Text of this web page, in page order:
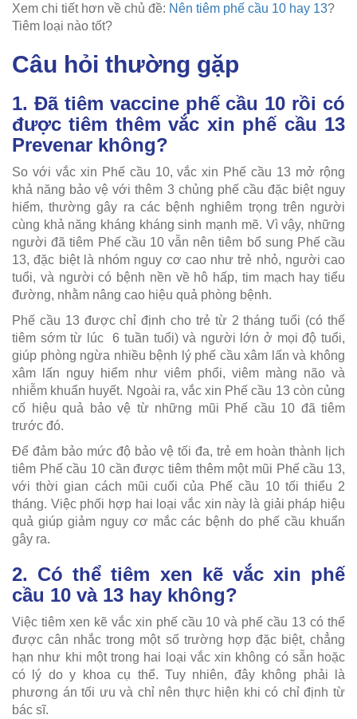
Xem chi tiết hơn về chủ đề: Nên tiêm phế cầu 10 hay 13?
Tiêm loại nào tốt?
Câu hỏi thường gặp
1. Đã tiêm vaccine phế cầu 10 rồi có
được tiêm thêm vắc xin phế cầu 13
Prevenar không?
So với vắc xin Phế cầu 10, vắc xin Phế cầu 13 mở rộng
khả năng bảo vệ với thêm 3 chủng phế cầu đặc biệt nguy
hiểm, thường gây ra các bệnh nghiêm trọng trên người
cùng khả năng kháng kháng sinh mạnh mẽ. Vì vậy, những
người đã tiêm Phế cầu 10 vẫn nên tiêm bổ sung Phế cầu
13, đặc biệt là nhóm nguy cơ cao như trẻ nhỏ, người cao
tuổi, và người có bệnh nền về hô hấp, tim mạch hay tiểu
đường, nhằm nâng cao hiệu quả phòng bệnh.
Phế cầu 13 được chỉ định cho trẻ từ 2 tháng tuổi (có thể
tiêm sớm từ lúc 6 tuần tuổi) và người lớn ở mọi độ tuổi,
giúp phòng ngừa nhiều bệnh lý phế cầu xâm lấn và không
xâm lấn nguy hiểm như viêm phổi, viêm màng não và
nhiễm khuẩn huyết. Ngoài ra, vắc xin Phế cầu 13 còn củng
cố hiệu quả bảo vệ từ những mũi Phế cầu 10 đã tiêm
trước đó.
Để đảm bảo mức độ bảo vệ tối đa, trẻ em hoàn thành lịch
tiêm Phế cầu 10 cần được tiêm thêm một mũi Phế cầu 13,
với thời gian cách mũi cuối của Phế cầu 10 tối thiểu 2
tháng. Việc phối hợp hai loại vắc xin này là giải pháp hiệu
quả giúp giảm nguy cơ mắc các bệnh do phế cầu khuẩn
gây ra.
2. Có thể tiêm xen kẽ vắc xin phế
cầu 10 và 13 hay không?
Việc tiêm xen kẽ vắc xin phế cầu 10 và phế cầu 13 có thể
được cân nhắc trong một số trường hợp đặc biệt, chẳng
hạn như khi một trong hai loại vắc xin không có sẵn hoặc
có lý do y khoa cụ thể. Tuy nhiên, đây không phải là
phương án tối ưu và chỉ nên thực hiện khi có chỉ định từ
bác sĩ.